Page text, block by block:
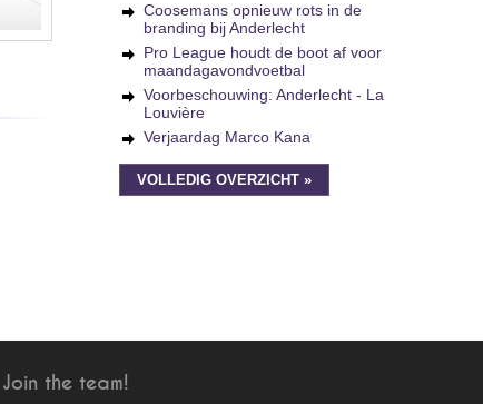
Coosemans opnieuw rots in de
branding bij Anderlecht
Pro League houdt de boot af voor
maandagavondvoetbal
Voorbeschouwing: Anderlecht - La
Louvière
Verjaardag Marco Kana
VOLLEDIG OVERZICHT »
Join the team!